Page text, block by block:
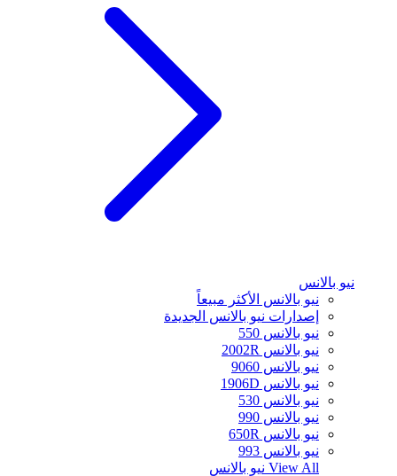
نيو بالانس
نيو بالانس الأكثر مبيعاً
إصدارات نيو بالانس الجديدة
نيو بالانس 550
نيو بالانس 2002R
نيو بالانس 9060
نيو بالانس 1906D
نيو بالانس 530
نيو بالانس 990
نيو بالانس 650R
نيو بالانس 993
View All نيو بالانس